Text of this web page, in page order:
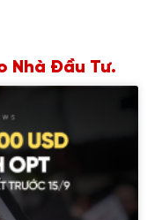
Nhà Đầu Tư.